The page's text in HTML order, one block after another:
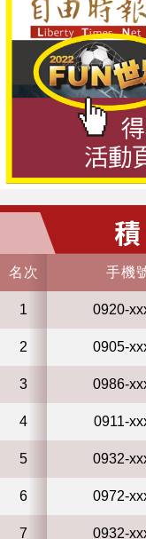
名次 手機
1 0920-
2 0905-
3 0986-
4 0911-
5 0932-
6 0972-
7 0932-